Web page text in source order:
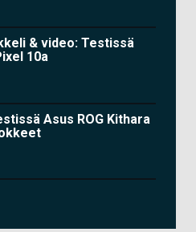
& video: Testissä
10a
Asus ROG Kithara